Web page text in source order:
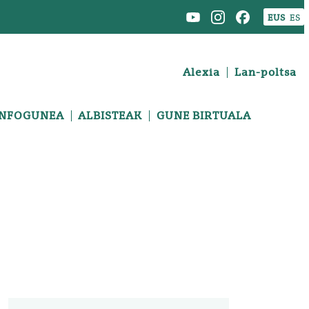
EUS ES
Alexia Lan-poltsa
ALBISTEAK GUNE BIRTUALA